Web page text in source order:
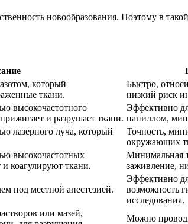
новообразования. Поэтому в
который
ткани.
Быстро,
низкий риск
высокочастотного
и разрушает ткани.
Эффективно
папиллом,
лазерного луча, который
Точность,
окружающих
высокочастотных
коагулируют ткани.
Минимальная
заживление,
под местной анестезией.
Эффективно
возможность
исследования.
или мазей,
Можно